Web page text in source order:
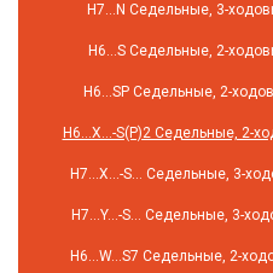
H7…N Седельные, 3-
H6…S Седельные, 2-
H6…SP Седельные, 2-
H6…X…-S(P)2 Седельные, 2-
H7…X…-S… Седельные, 3-
H7…Y…-S… Седельные, 3-
H6…W…S7 Седельные, 2-